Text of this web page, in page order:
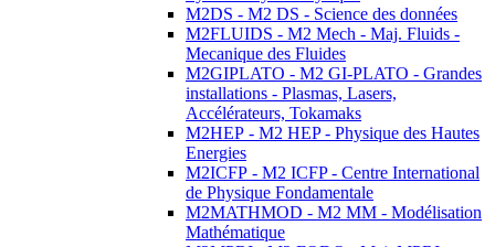
M2DS - M2 DS - Science des données
M2FLUIDS - M2 Mech - Maj. Fluids -
Mecanique des Fluides
M2GIPLATO - M2 GI-PLATO - Grandes
installations - Plasmas, Lasers,
Accélérateurs, Tokamaks
M2HEP - M2 HEP - Physique des Hautes
Energies
M2ICFP - M2 ICFP - Centre International
de Physique Fondamentale
M2MATHMOD - M2 MM - Modélisation
Mathématique